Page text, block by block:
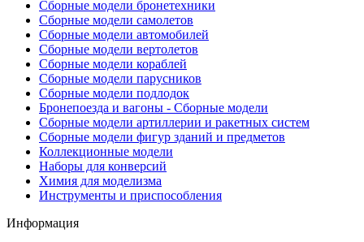
Сборные модели бронетехники
Сборные модели самолетов
Сборные модели автомобилей
Сборные модели вертолетов
Сборные модели кораблей
Сборные модели парусников
Сборные модели подлодок
Бронепоезда и вагоны - Сборные модели
Сборные модели артиллерии и ракетных систем
Сборные модели фигур зданий и предметов
Коллекционные модели
Наборы для конверсий
Химия для моделизма
Инструменты и приспособления
Информация